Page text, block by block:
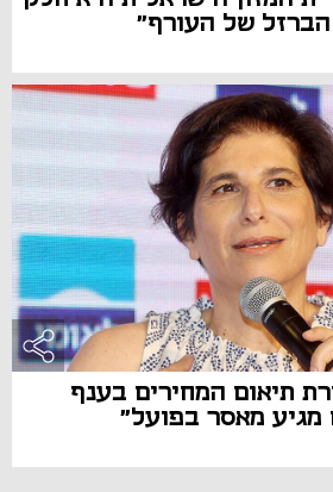
של העורף"
תיאום המחירים בענף
מגיע מאסר בפועל"